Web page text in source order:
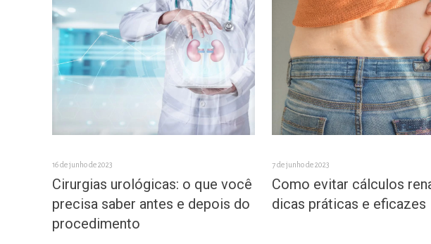
16 de junho de 2023
Cirurgias urológicas: o que você
precisa saber antes e depois do
procedimento
7 de junho de 2023
Como evitar cálculos
dicas práticas e eficazes